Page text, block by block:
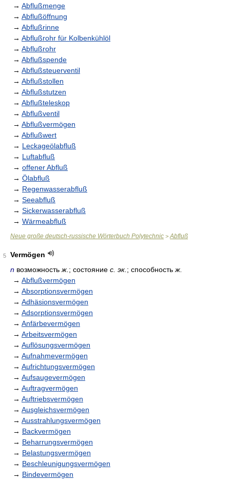
→ Abflußmenge
→ Abflußöffnung
→ Abflußrinne
→ Abflußrohr für Kolbenkühlöl
→ Abflußrohr
→ Abflußspende
→ Abflußsteuerventil
→ Abflußstollen
→ Abflußstutzen
→ Abflußteleskop
→ Abflußventil
→ Abflußvermögen
→ Abflußwert
→ Leckageölabfluß
→ Luftabfluß
→ offener Abfluß
→ Ölabfluß
→ Regenwasserabfluß
→ Seeabfluß
→ Sickerwasserabfluß
→ Wärmeabfluß
Neue große deutsch-russische Wörterbuch Polytechnic > Abfluß
5
Vermögen
n возможность ж. ; состояние с. эк. ; способность ж.
→ Abflußvermögen
→ Absorptionsvermögen
→ Adhäsionsvermögen
→ Adsorptionsvermögen
→ Anfärbevermögen
→ Arbeitsvermögen
→ Auflösungsvermögen
→ Aufnahmevermögen
→ Aufrichtungsvermögen
→ Aufsaugevermögen
→ Auftragvermögen
→ Auftriebsvermögen
→ Ausgleichsvermögen
→ Ausstrahlungsvermögen
→ Backvermögen
→ Beharrungsvermögen
→ Belastungsvermögen
→ Beschleunigungsvermögen
→ Bindevermögen